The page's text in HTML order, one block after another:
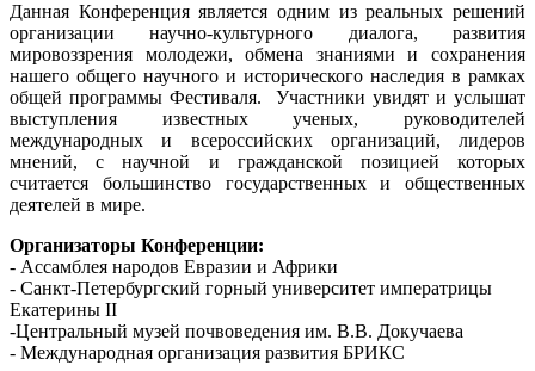
Данная Конференция является одним из реальных решений
организации научно-культурного диалога, развития
мировоззрения молодежи, обмена знаниями и сохранения
нашего общего научного и исторического наследия в рамках
общей программы Фестиваля. Участники увидят и услышат
выступления известных ученых, руководителей
международных и всероссийских организаций, лидеров
мнений, с научной и гражданской позицией которых
считается большинство государственных и общественных
деятелей в мире.
Организаторы Конференции:
- Ассамблея народов Евразии и Африки
- Санкт-Петербургский горный университет императрицы
Екатерины II
-Центральный музей почвоведения им. В.В. Докучаева
- Международная организация развития БРИКС